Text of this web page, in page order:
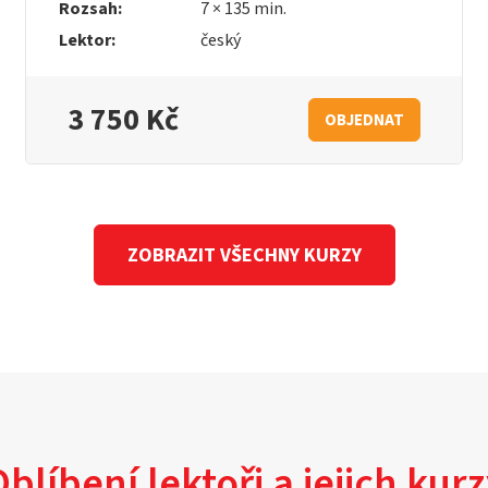
Rozsah:
7 × 135 min.
Lektor:
český
3 750 Kč OBJEDNAT
ZOBRAZIT VŠECHNY KURZY